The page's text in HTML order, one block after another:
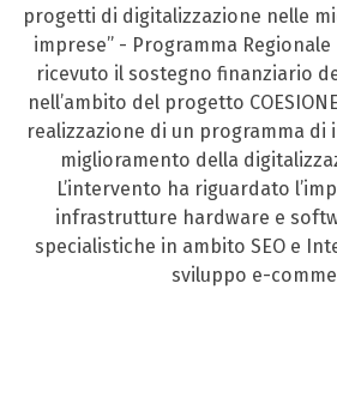
progetti di digitalizzazione nelle
imprese” - Programma Regionale
ricevuto il sostegno finanziario
nell’ambito del progetto
realizzazione di un programma di
miglioramento della
L’intervento ha riguardato
infrastrutture hardware e
specialistiche in ambito SEO e
sviluppo e-